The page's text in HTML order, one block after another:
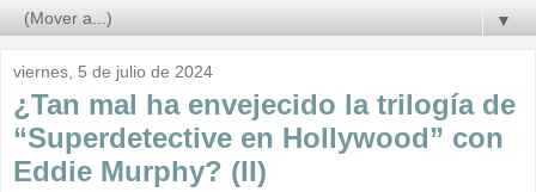
▼
viernes, 5 de julio de 2024
¿Tan mal ha envejecido la trilogía de
“Superdetective en Hollywood” con
Eddie Murphy? (II)